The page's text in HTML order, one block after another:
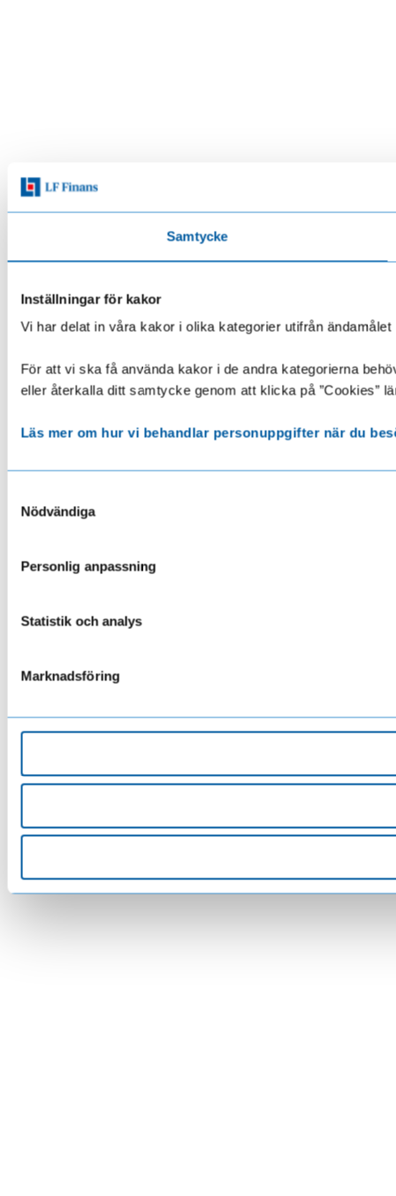
Samtycke
Inställningar för kakor
Vi har delat in våra kakor i olika kategorier utifrån
För att vi ska få använda kakor i de andra kategorierna
eller återkalla ditt samtycke genom att klicka på ”Cookies”
Läs mer om hur vi behandlar personuppgifter när du
Nödvändiga
Personlig anpassning
Statistik och analys
Marknadsföring